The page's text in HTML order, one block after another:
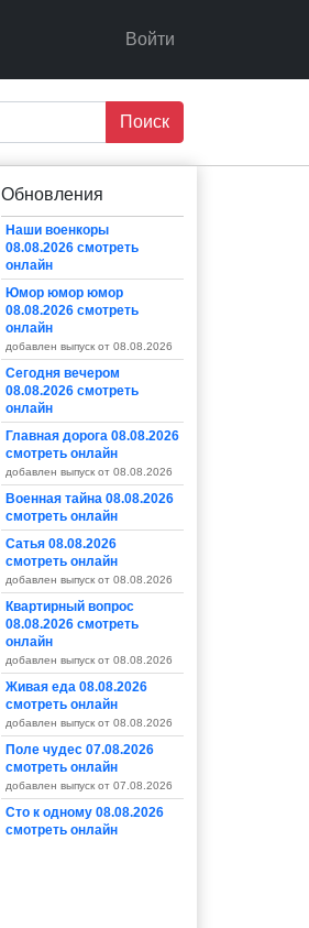
Войти
Поиск
Обновления
Наши военкоры
08.08.2026 смотреть
онлайн
Юмор юмор юмор
08.08.2026 смотреть
онлайн
добавлен выпуск от 08.08.2026
Сегодня вечером
08.08.2026 смотреть
онлайн
Главная дорога 08.08.2026
смотреть онлайн
добавлен выпуск от 08.08.2026
Военная тайна 08.08.2026
смотреть онлайн
Сатья 08.08.2026
смотреть онлайн
добавлен выпуск от 08.08.2026
Квартирный вопрос
08.08.2026 смотреть
онлайн
добавлен выпуск от 08.08.2026
Живая еда 08.08.2026
смотреть онлайн
добавлен выпуск от 08.08.2026
Поле чудес 07.08.2026
смотреть онлайн
добавлен выпуск от 07.08.2026
Сто к одному 08.08.2026
смотреть онлайн